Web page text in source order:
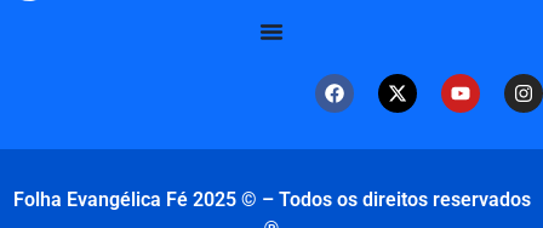
Folha Evangélica Fé 2025 © – Todos os direitos reservados